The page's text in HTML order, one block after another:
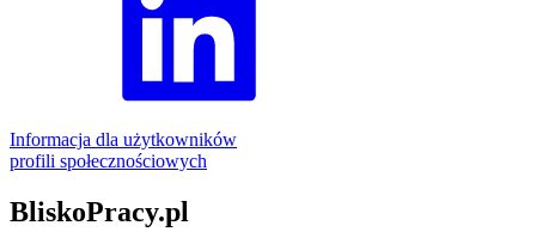
Informacja dla użytkowników
profili społecznościowych
BliskoPracy.pl